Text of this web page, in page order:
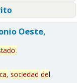
Oeste,
.
sociedad del